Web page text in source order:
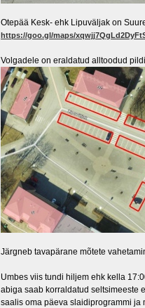
Otepää Kesk- ehk Lipuväljak on
https://goo.gl/maps/
Volgadele on eraldatud alltoodud
Järgneb tavapärane mõtete
Umbes viis tundi hiljem ehk kella
abiga saab korraldatud seltsimeeste
saalis oma päeva slaidiprogrammi ja